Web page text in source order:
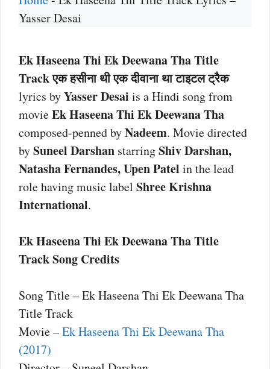
Yasser Desai
Ek Haseena Thi Ek Deewana Tha Title
Track एक हसीना थी एक दीवाना था टाइटल ट्रैक
lyrics byYasser Desai is a Hindi song from
movieEk Haseena Thi Ek Deewana Tha
composed-penned byNadeem. Movie directed
bySuneel Darshan starringShiv Darshan,
Natasha Fernandes, Upen Patel in the lead
role having music label Shree Krishna
International.
Ek Haseena Thi Ek Deewana Tha Title
Track Song Credits
Song Title – Ek Haseena Thi Ek Deewana Tha
Title Track
Movie –Ek Haseena Thi Ek Deewana Tha
(2017)